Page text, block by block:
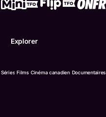
Explorer
Séries Films Cinéma canadien Documentaires
Boukili
Confidentialité